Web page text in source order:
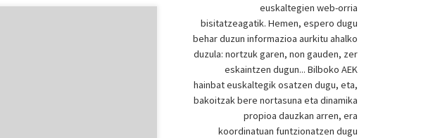
euskaltegien web-orria
bisitatzeagatik. Hemen, espero dugu
behar duzun informazioa aurkitu ahalko
duzula: nortzuk garen, non gauden, zer
eskaintzen dugun... Bilboko AEK
hainbat euskaltegik osatzen dugu, eta,
bakoitzak bere nortasuna eta dinamika
propioa dauzkan arren, era
koordinatuan funtzionatzen dugu